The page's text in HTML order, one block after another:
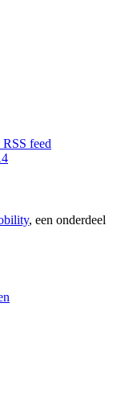
RSS feed
, een onderdeel